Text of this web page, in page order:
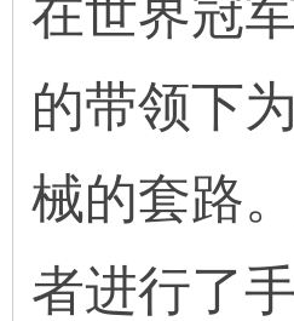
在世界冠
的带领下
械的套路
者进行了